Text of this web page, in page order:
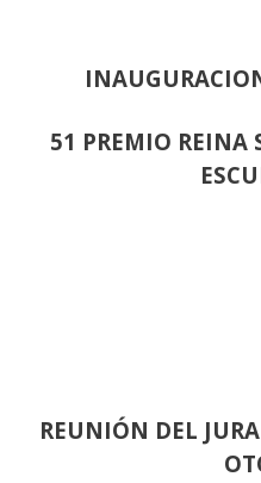
51 PREMIO REINA
REUNIÓN DEL